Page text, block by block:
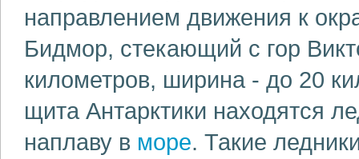
направлением движения к
Бидмор, стекающий с гор
километров, ширина - до 20
щита Антарктики находятся
наплаву в море. Такие